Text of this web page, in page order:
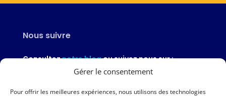
Gérer le consentement
Pour offrir les meilleures expériences, nous utilisons des technologies
Nous suivre
Consulteznotre blogou suivez nous sur :